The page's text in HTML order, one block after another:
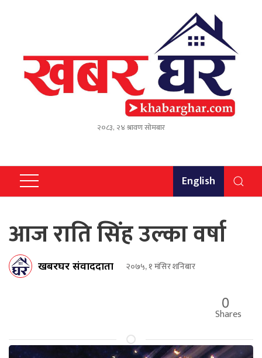
२०८३, २४ श्रावण सोमबार
English
आज राति सिंह उल्का वर्षा
खबरघर संवाददाता २०७५, १ मंसिर शनिबार
0
Shares